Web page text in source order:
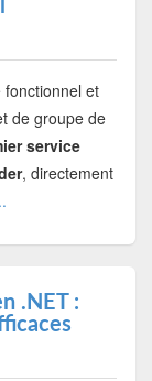
et
de groupe de
service
, directement
.NET :